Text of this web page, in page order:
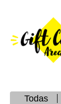
Todas